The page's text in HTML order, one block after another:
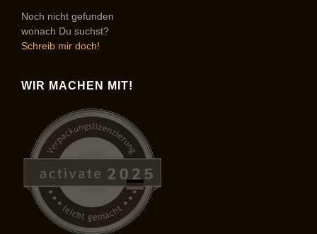
Noch nicht gefunden
wonach Du suchst?
Schreib mir doch!
WIR MACHEN MIT!